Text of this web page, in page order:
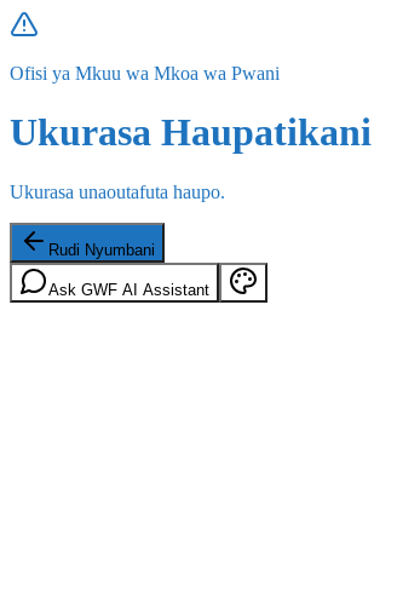
Ofisi ya Mkuu wa Mkoa wa Pwani
Ukurasa Haupatikani
Ukurasa unaoutafuta haupo.
Rudi Nyumbani
Ask GWF AI Assistant